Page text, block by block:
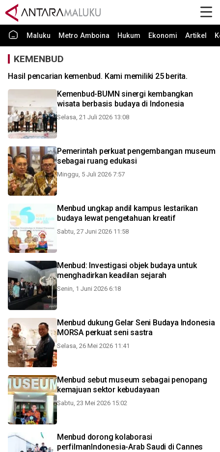
Maluku Metro Amboina Hukum Ekonomi Artikel
KEMENBUD
Hasil pencarian kemenbud. Kami memiliki 25 berita.
Kemenbud-BUMN sinergi kembangkan
wisata berbasis budaya di Indonesia
Selasa, 21 Juli 2026 13:08
Pemerintah perkuat pengembangan museum
sebagai ruang edukasi
Minggu, 5 Juli 2026 7:57
Menbud ungkap andil kampus lestarikan
budaya lewat pengetahuan kreatif
Sabtu, 27 Juni 2026 11:58
Menbud: Investigasi objek budaya untuk
menghadirkan keadilan sejarah
Senin, 1 Juni 2026 6:18
Menbud dukung Gelar Seni Budaya Indonesia
MORSA perkuat seni sastra
Selasa, 26 Mei 2026 11:41
Menbud sebut museum sebagai penopang
kemajuan sektor kebudayaan
Sabtu, 23 Mei 2026 15:02
Menbud dorong kolaborasi
perfilmanIndonesia-Arab Saudi di Cannes